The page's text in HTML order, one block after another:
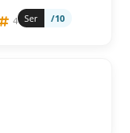
4 Ser /10